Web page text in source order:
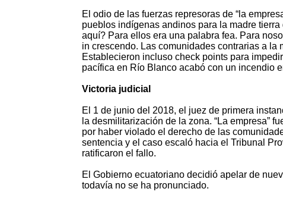
El odio de las fuerzas represoras de “la
pueblos indígenas andinos para la madre
aquí? Para ellos era una palabra fea. Para
in crescendo. Las comunidades contrarias a
Establecieron incluso check points para
pacífica en Río Blanco acabó con un incendio
Victoria judicial
El 1 de junio del 2018, el juez de primera
la desmilitarización de la zona. “La empresa”
por haber violado el derecho de las
sentencia y el caso escaló hacia el Tribunal
ratificaron el fallo.
El Gobierno ecuatoriano decidió apelar de
todavía no se ha pronunciado.